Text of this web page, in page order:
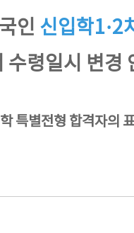
인 신입학1·2
령일시 변경
특별전형 합격자의